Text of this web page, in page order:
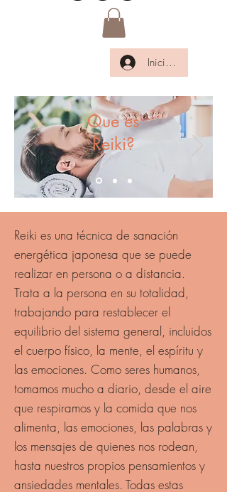
Iniciar sesión
Que es
Reiki?
Reiki es una técnica de sanación
energética japonesa que se puede
realizar en persona o a distancia.
Trata a la persona en su totalidad,
trabajando para restablecer el
equilibrio del sistema general, incluidos
el cuerpo físico, la mente, el espíritu y
las emociones. Como seres humanos,
tomamos mucho a diario, desde el aire
que respiramos y la comida que nos
alimenta, las emociones, las palabras y
los mensajes de quienes nos rodean,
hasta nuestros propios pensamientos y
ansiedades mentales. Todas estas